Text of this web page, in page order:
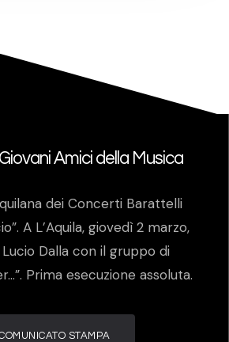
Amici della Musica
dei Concerti Barattelli
A L’Aquila, giovedì 2 marzo,
Dalla con il gruppo di
Prima esecuzione assoluta.
STAMPA